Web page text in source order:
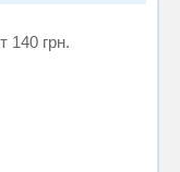
140 грн.